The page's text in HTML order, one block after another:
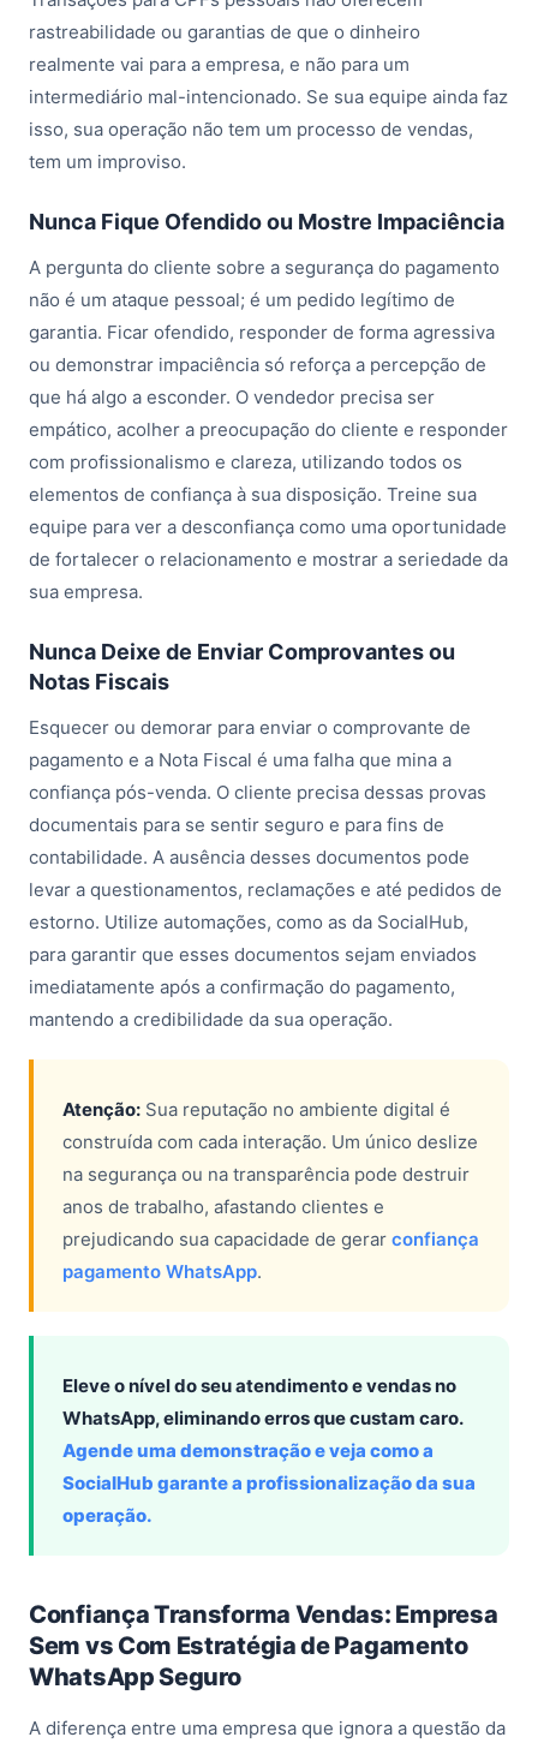
rastreabilidade ou garantias de que o dinheiro
realmente vai para a empresa, e não para um
intermediário mal-intencionado. Se sua equipe ainda faz
isso, sua operação não tem um processo de vendas,
tem um improviso.
Nunca Fique Ofendido ou Mostre Impaciência
A pergunta do cliente sobre a segurança do pagamento
não é um ataque pessoal; é um pedido legítimo de
garantia. Ficar ofendido, responder de forma agressiva
ou demonstrar impaciência só reforça a percepção de
que há algo a esconder. O vendedor precisa ser
empático, acolher a preocupação do cliente e responder
com profissionalismo e clareza, utilizando todos os
elementos de confiança à sua disposição. Treine sua
equipe para ver a desconfiança como uma oportunidade
de fortalecer o relacionamento e mostrar a seriedade da
sua empresa.
Nunca Deixe de Enviar Comprovantes ou
Notas Fiscais
Esquecer ou demorar para enviar o comprovante de
pagamento e a Nota Fiscal é uma falha que mina a
confiança pós-venda. O cliente precisa dessas provas
documentais para se sentir seguro e para fins de
contabilidade. A ausência desses documentos pode
levar a questionamentos, reclamações e até pedidos de
estorno. Utilize automações, como as da SocialHub,
para garantir que esses documentos sejam enviados
imediatamente após a confirmação do pagamento,
mantendo a credibilidade da sua operação.
Atenção: Sua reputação no ambiente digital é
construída com cada interação. Um único deslize
na segurança ou na transparência pode destruir
anos de trabalho, afastando clientes e
prejudicando sua capacidade de gerar confiança
pagamento WhatsApp.
Eleve o nível do seu atendimento e vendas no
WhatsApp, eliminando erros que custam caro.
Agende uma demonstração e veja como a
SocialHub garante a profissionalização da sua
operação.
Confiança Transforma Vendas: Empresa
Sem vs Com Estratégia de Pagamento
WhatsApp Seguro
A diferença entre uma empresa que ignora a questão da